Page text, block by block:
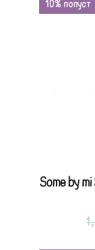
10% попуст
Some by